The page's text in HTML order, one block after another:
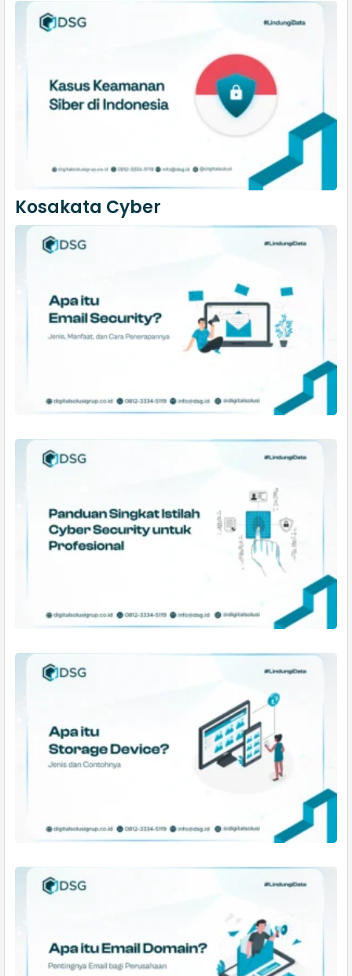
Kosakata Cyber